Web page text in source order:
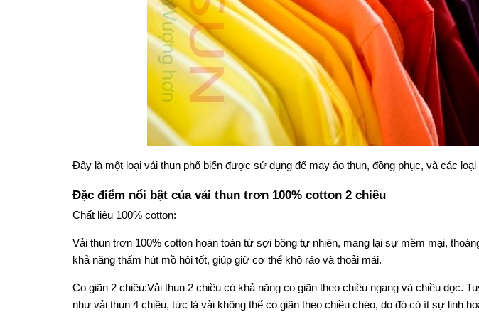
Đây là một loại vải thun phổ biến được sử dụng để may áo thun, đồng phục, và các
Đặc điểm nổi bật của vải thun trơn 100% cotton 2 chiều
Chất liệu 100% cotton:
Vải thun trơn 100% cotton hoàn toàn từ sợi bông tự nhiên, mang lại sự mềm mại,
khả năng thấm hút mồ hôi tốt, giúp giữ cơ thể khô ráo và thoải mái.
Co giãn 2 chiều:Vải thun 2 chiều có khả năng co giãn theo chiều ngang và chiều dọc.
như vải thun 4 chiều, tức là vải không thể co giãn theo chiều chéo, do đó có ít sự linh